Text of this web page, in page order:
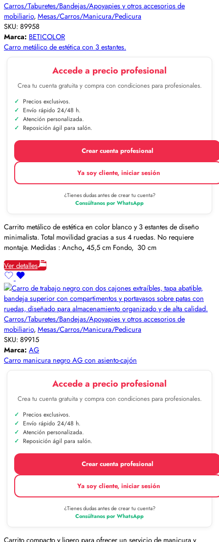
Carros/Taburetes/Bandejas/Apoyapies y otros accesorios de
mobiliario, Mesas/Carros/Manicura/Pedicura
SKU: 89958
Marca: BETICOLOR
Carro metálico de estética con 3 estantes.
Accede a precio profesional
Crea tu cuenta gratuita y compra con condiciones para profesionales.
Precios exclusivos.
Envío rápido 24/48 h.
Atención personalizada.
Reposición ágil para salón.
Crear cuenta profesional
Ya soy cliente, iniciar sesión
¿Tienes dudas antes de crear tu cuenta?
Consúltanos por WhatsApp
Carrito metálico de estética en color blanco y 3 estantes de diseño
minimalista. Total movilidad gracias a sus 4 ruedas. No requiere
montaje. Medidas : Ancho, 45,5 cm Fondo, 30 cm
Ver detalles
Carros/Taburetes/Bandejas/Apoyapies y otros accesorios de
mobiliario, Mesas/Carros/Manicura/Pedicura
SKU: 89915
Marca: AG
Carro manicura negro AG con asiento-cajón
Accede a precio profesional
Crea tu cuenta gratuita y compra con condiciones para profesionales.
Precios exclusivos.
Envío rápido 24/48 h.
Atención personalizada.
Reposición ágil para salón.
Crear cuenta profesional
Ya soy cliente, iniciar sesión
¿Tienes dudas antes de crear tu cuenta?
Consúltanos por WhatsApp
Carrito compacto y ligero para ofrecer un servicio de manicura y